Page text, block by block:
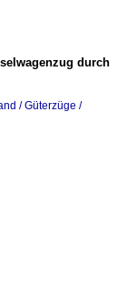
durch
/ Güterzüge /